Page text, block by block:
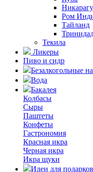
Ром
Тайланд
Текила
Ликеры
Пиво и сидр
Безалкогольные
Вода
Бакалея
Колбасы
Сыры
Паштеты
Конфеты
Гастрономия
Красная икра
Черная икра
Икра щуки
Идеи для подарков